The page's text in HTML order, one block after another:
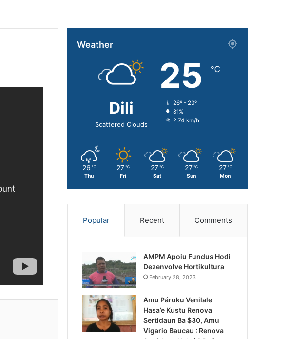
Weather
Dili
Scattered Clouds
25 ℃
26º - 23º
81%
2.74 km/h
26 ℃
Thu
27 ℃
Fri
27 ℃
Sat
27 ℃
Sun
27 ℃
Mon
Popular Recent Comments
AMPM Apoiu Fundus Hodi
Dezenvolve Hortikultura
February 28, 2023
Amu Pároku Venilale
Hasa’e Kustu Renova
Sertidaun Ba $30, Amu
Vigario Baucau : Renova